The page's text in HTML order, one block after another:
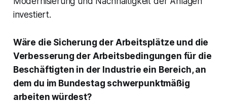
investiert.
Wäre die Sicherung der Arbeitsplätze und die
Verbesserung der Arbeitsbedingungen für die
Beschäftigten in der Industrie ein Bereich, an
dem du im Bundestag schwerpunktmäßig
arbeiten würdest?